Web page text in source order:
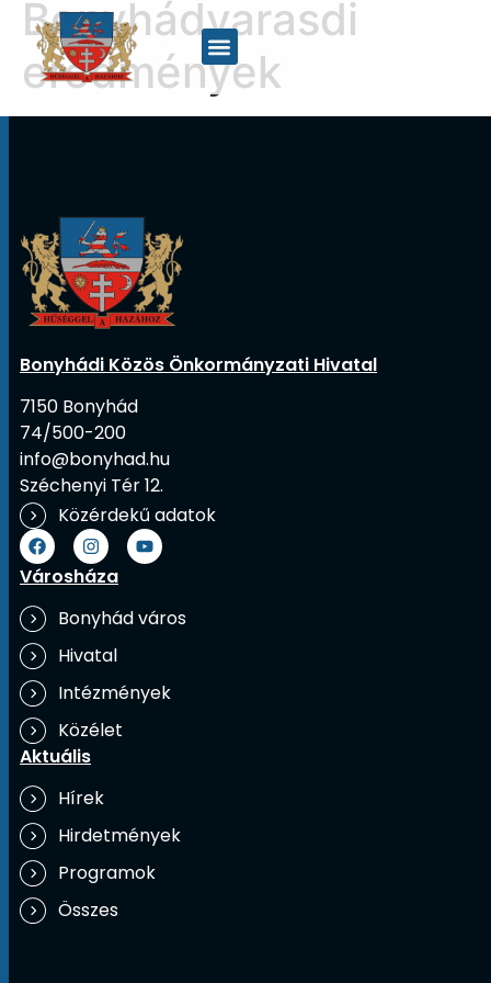
Bonyhádvarasdi
eredmények
Bonyhádi Közös Önkormányzati Hivatal
7150 Bonyhád
74/500-200
info@bonyhad.hu
Széchenyi Tér 12.
Közérdekű adatok
Városháza
Bonyhád város
Hivatal
Intézmények
Közélet
Aktuális
Hírek
Hirdetmények
Programok
Összes